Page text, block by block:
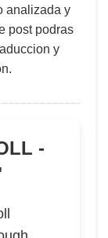
analizada y
post podras
y
-